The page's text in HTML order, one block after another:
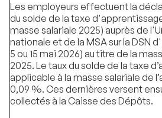
Les employeurs effectuent la
du solde de la taxe
masse salariale 2025) auprès de
nationale et de la MSA sur la DSN
5 ou 15 mai 2026) au titre de la
2025. Le taux du solde de la taxe
applicable à la masse salariale de
0,09 %. Ces dernières versent
collectés à la Caisse des Dépôts.